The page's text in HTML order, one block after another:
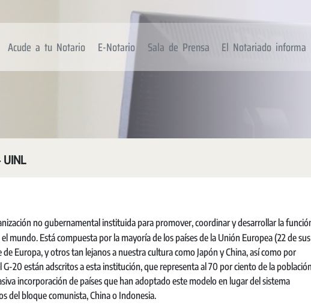
Acude a tu Notario E-Notario Sala de Prensa El Notariado informa
UINL
no gubernamental instituida para promover, coordinar y desarrollar la
mundo. Está compuesta por la mayoría de los países de la Unión Europea (22 de
Europa, y otros tan lejanos a nuestra cultura como Japón y China, así como por
20 están adscritos a esta institución, que representa al 70 por ciento de la
incorporación de países que han adoptado este modelo en lugar del sistema
del bloque comunista, China o Indonesia.